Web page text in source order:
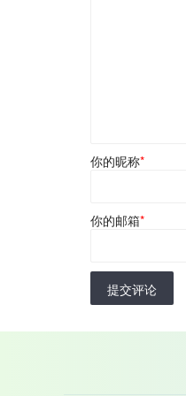
你的昵称*
你的邮箱*
提交评论